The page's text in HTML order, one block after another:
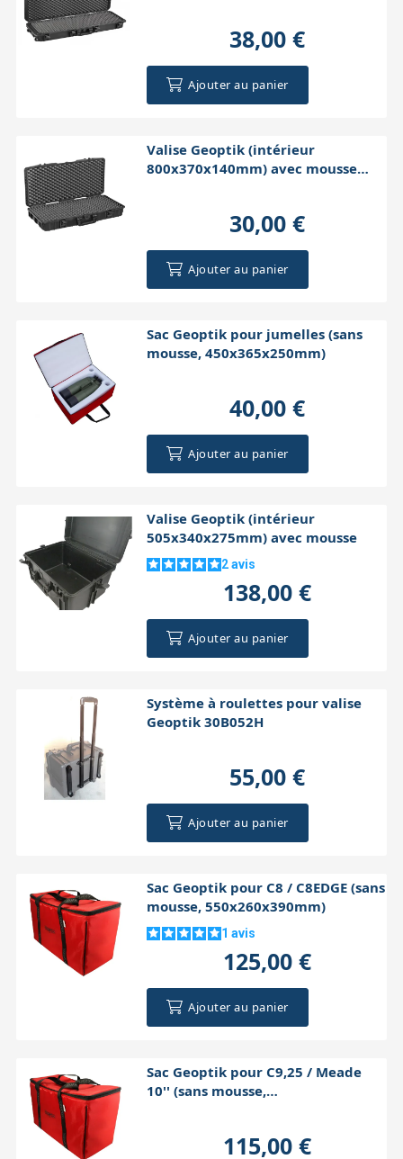
38,00 €
Ajouter au panier
Valise Geoptik (intérieur
800x370x140mm) avec mousse
30,00 €
Ajouter au panier
Sac Geoptik pour jumelles (sans
mousse, 450x365x250mm)
40,00 €
Ajouter au panier
Valise Geoptik (intérieur
505x340x275mm) avec mousse
2avis
138,00 €
Ajouter au panier
Système à roulettes pour valise
Geoptik 30B052H
55,00 €
Ajouter au panier
Sac Geoptik pour C8 / C8EDGE (sans
mousse, 550x260x390mm)
1 avis
125,00 €
Ajouter au panier
Sac Geoptik pour C9,25 / Meade
10'' (sans mousse,
115,00 €